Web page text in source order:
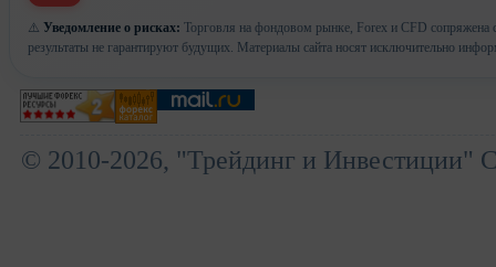
⚠️ Уведомление о рисках: Торговля на фондовом рынке, Forex и CFD сопряжена
результаты не гарантируют будущих. Материалы сайта носят исключительно
© 2010-2026, "Трейдинг и Инвестиции"